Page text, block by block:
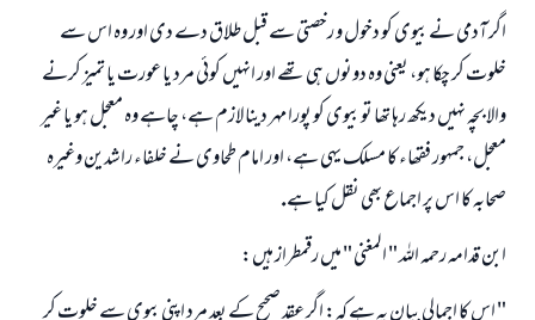
اگر آدمى نے بيوى كو دخول و رخصتى سے قبل طلاق دے دى اور وہ اس سے
خلوت كر چكا ہو، يعنى وہ دونوں ہى تھے اور انہيں كوئى مرد يا عورت يا تميز كرنے
والا بچہ نہيں ديكھ رہا تھا تو بيوى كو پورا مہر دينا لازم ہے، چاہے وہ معجل ہو يا غير
معجل، جمہور فقھاء كا مسلك يہى ہے، اور امام طحاوى نے خلفاء راشدين وغيرہ
صحابہ كا اس پر اجماع بھى نقل كيا ہے.
ابن قدامہ رحمہ اللہ " المغنى " ميں رقمطراز ہيں: